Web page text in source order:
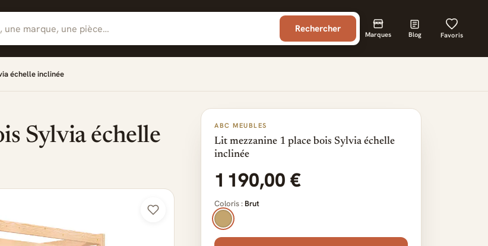
Rechercher Marques Blog Favoris
échelle inclinée
Sylvia échelle
ABC MEUBLES
Lit mezzanine 1 place bois Sylvia échelle
inclinée
1 190,00 €
Coloris : Brut